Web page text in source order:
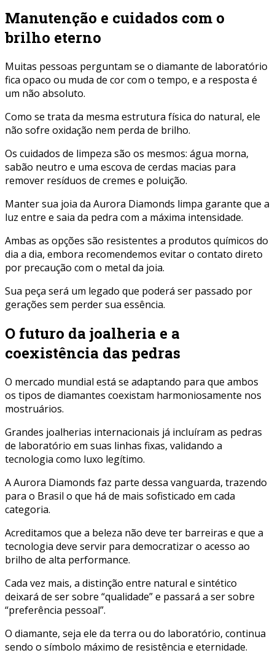
Manutenção e cuidados com o
brilho eterno
Muitas pessoas perguntam se o diamante de laboratório
fica opaco ou muda de cor com o tempo, e a resposta é
um não absoluto.
Como se trata da mesma estrutura física do natural, ele
não sofre oxidação nem perda de brilho.
Os cuidados de limpeza são os mesmos: água morna,
sabão neutro e uma escova de cerdas macias para
remover resíduos de cremes e poluição.
Manter sua joia da Aurora Diamonds limpa garante que a
luz entre e saia da pedra com a máxima intensidade.
Ambas as opções são resistentes a produtos químicos do
dia a dia, embora recomendemos evitar o contato direto
por precaução com o metal da joia.
Sua peça será um legado que poderá ser passado por
gerações sem perder sua essência.
O futuro da joalheria e a
coexistência das pedras
O mercado mundial está se adaptando para que ambos
os tipos de diamantes coexistam harmoniosamente nos
mostruários.
Grandes joalherias internacionais já incluíram as pedras
de laboratório em suas linhas fixas, validando a
tecnologia como luxo legítimo.
A Aurora Diamonds faz parte dessa vanguarda, trazendo
para o Brasil o que há de mais sofisticado em cada
categoria.
Acreditamos que a beleza não deve ter barreiras e que a
tecnologia deve servir para democratizar o acesso ao
brilho de alta performance.
Cada vez mais, a distinção entre natural e sintético
deixará de ser sobre “qualidade” e passará a ser sobre
“preferência pessoal”.
O diamante, seja ele da terra ou do laboratório, continua
sendo o símbolo máximo de resistência e eternidade.